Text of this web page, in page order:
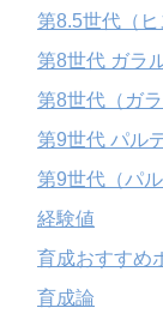
第8.5世代（ヒ
第8世代 ガラ
第8世代（ガラ
第9世代 パル
第9世代（パル
経験値
育成おすすめ
育成論